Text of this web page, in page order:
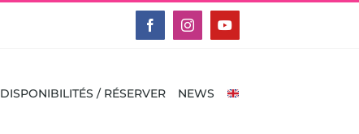
FacebookInstagramYouTube
DISPONIBILITÉS / RÉSERVER NEWS